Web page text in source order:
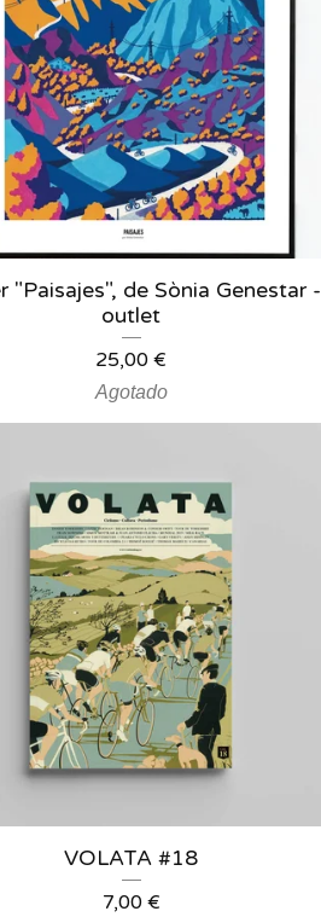
"Paisajes", de Sònia Genestar -
outlet
25,00€
Agotado
VOLATA #18
7,00 €